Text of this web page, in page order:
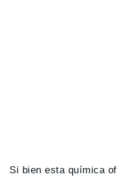
Si bien esta química